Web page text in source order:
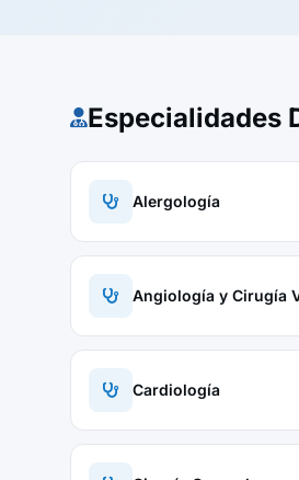
Especialidades
Alergología
Angiología y Cirugía
Cardiología